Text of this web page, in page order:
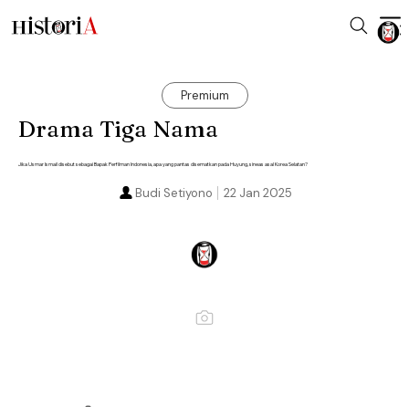
Premium
Drama Tiga Nama
Jika Usmar Ismail disebut sebagai Bapak Perfilman Indonesia, apa yang pantas disematkan pada Huyung, sineas asal Korea Selatan?
22 Jan 2025
Budi Setiyono